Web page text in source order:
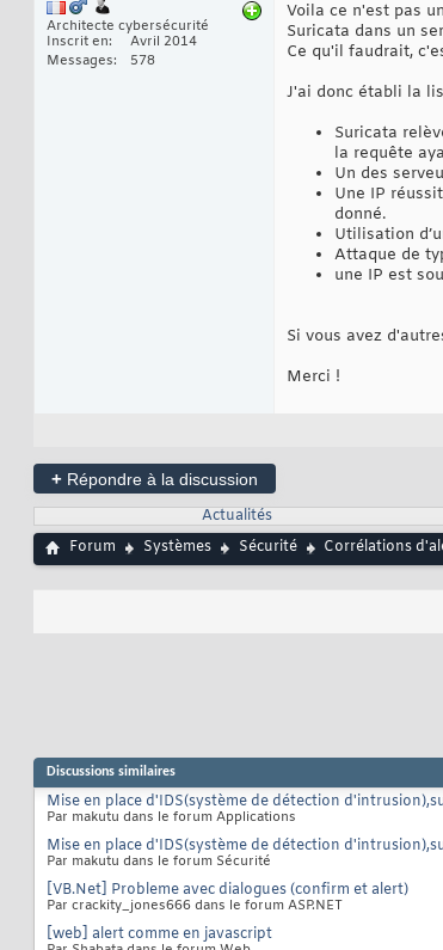
Architecte cybersécurité
Inscrit en
Avril 2014
Messages
578
Voila ce n'est pas
Suricata dans un
Ce qu'il faudrait,
J'ai donc établi la
Suricata
la requête
Un des
Une IP
donné.
Utilisation
Attaque de
une IP est
Si vous avez
Merci !
+ Répondre à la discussion
Actualités
Forum
Systèmes Sécurité Corrélations
Discussions similaires
Mise en place d'IDS(système de détection
Par makutu dans le forum Applications
Mise en place d'IDS(système de détection
Par makutu dans le forum Sécurité
[VB.Net] Probleme avec dialogues (confirm et alert)
Par crackity_jones666 dans le forum ASP.NET
[web] alert comme en javascript